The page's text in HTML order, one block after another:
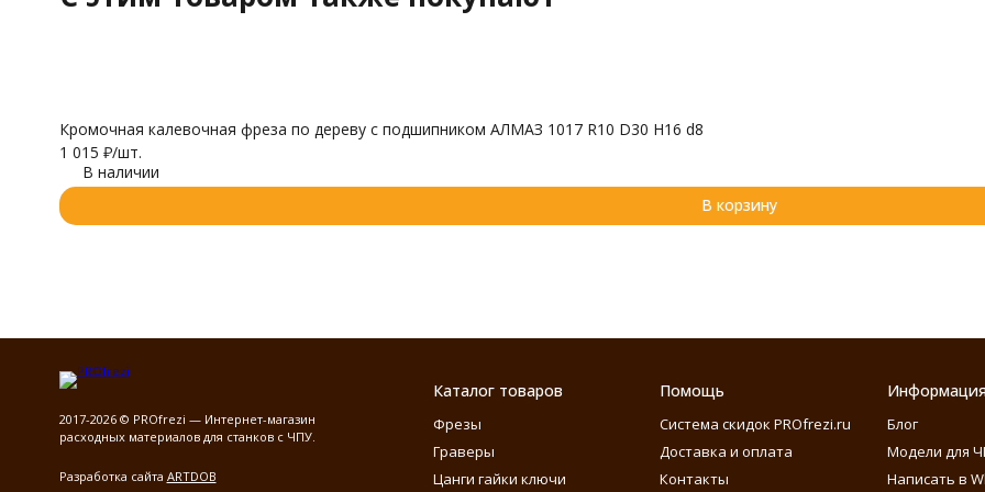
Кромочная калевочная фреза по дереву с подшипником АЛМАЗ 1017 R10 D30 H16 d8
1 015 ₽/шт.
В наличии
В корзину
2017-2026 © PROfrezi — Интернет-магазин
расходных материалов для станков с ЧПУ.
Разработка сайта ARTDOB
Каталог товаров
Фрезы
Граверы
Цанги гайки ключи
Помощь
Система скидок PROfrezi.ru
Доставка и оплата
Контакты
Блог
Модели для
Написать в